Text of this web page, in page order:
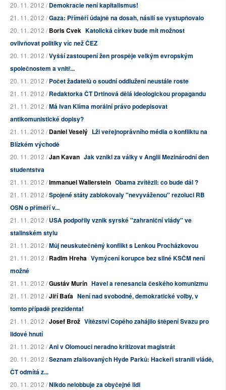
20. 11. 2012 /Demokracie není kapitalismus!
21. 11. 2012 /Gaza: Příměří údajně na dosah, násilí se vystupňovalo
20. 11. 2012 /Boris Cvek Katolická církev bude mít možnost
ovlivňovat politiky víc než ČEZ
20. 11. 2012 /Vyšší zastoupení žen prospěje velkým evropským
společnostem a vnitř...
20. 11. 2012 /Počet žadatelů o soudní oddlužení neustále roste
21. 11. 2012 /Redaktorka ČT Drtinová dělá ideologickou propagandu
21. 11. 2012 /Má Ivan Klíma morální právo podepisovat
antikomunistické dopisy?
21. 11. 2012 /Daniel Veselý Lži veřejnoprávního média o konfliktu na
Blízkém východě
20. 11. 2012 /Jan Kavan Jak vznikl za války v Anglii Mezinárodní den
studentstva
21. 11. 2012 /Immanuel Wallerstein Obama zvítězil: co bude dál ?
21. 11. 2012 /Spojené státy zablokovaly "nevyváženou" rezoluci RB
OSN o příměří v...
21. 11. 2012 /USA podpořily vznik syrské "zahraniční vlády" ve
stalinském stylu
21. 11. 2012 /Můj neuskutečněný konflikt s Lenkou Procházkovou
21. 11. 2012 /Radim Hreha Vymýcení korupce bez silné KSČM není
možné
21. 11. 2012 /Gustáv Murín Havel a renesancia českého komunizmu
21. 11. 2012 /Jiří Baťa Není nad svobodné, demokratické volby, v
tomto případě prezidenta!
21. 11. 2012 /Josef Brož Vítězství Copého zahájilo štěpení Svazu pro
lidové hnutí
21. 11. 2012 /Ani v Olomouci neradno kritizovat magistrát
20. 11. 2012 /Seznam zfalšovaných Hyde Parků: Hackeři stranili vládě,
ČT odmítá z...
20. 11. 2012 /Nikdo nelobbuje za obyčejné lidi